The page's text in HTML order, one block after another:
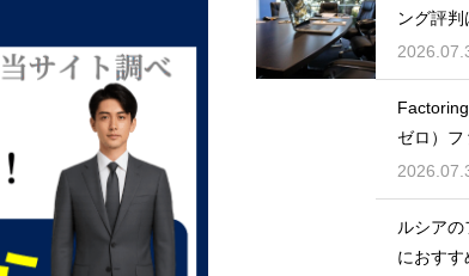
ング評
心感を検
ゼロ）
コミは？
ルシア
におす